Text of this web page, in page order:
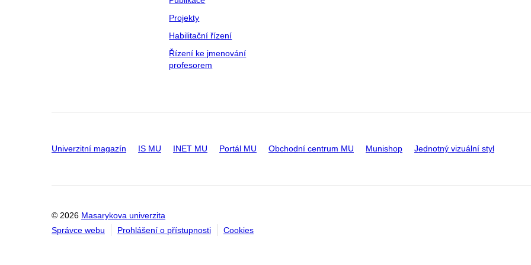
Projekty
Habilitační řízení
Řízení ke jmenování
profesorem
Univerzitní magazín IS MU INET MU Portál MU Obchodní centrum MU Munishop Jednotný vizuální styl
© 2026 Masarykova univerzita
Správce webu
Prohlášení o přístupnosti Cookies